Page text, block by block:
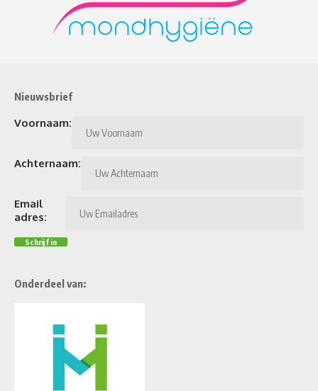
Nieuwsbrief
Voornaam:
Achternaam:
Email
adres:
Onderdeel van: